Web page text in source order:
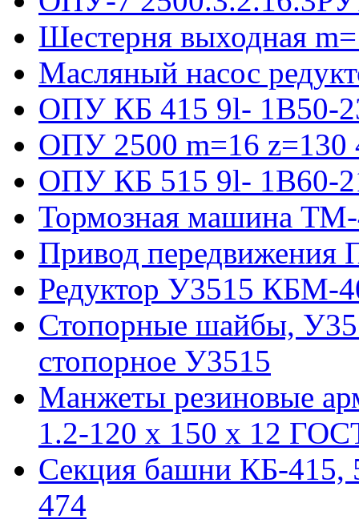
Шестерня выходная
Масляный насос
ОПУ КБ 415 9l- 1B50-
ОПУ 2500 m=16 z=130
ОПУ КБ 515 9l- 1B60-
Тормозная машина
Привод передвижения
Редуктор У3515 КБМ-
Стопорные шайбы,
стопорное У3515
Манжеты резиновые
1.2-120 x 150 x 12
Секция башни КБ-415,
474